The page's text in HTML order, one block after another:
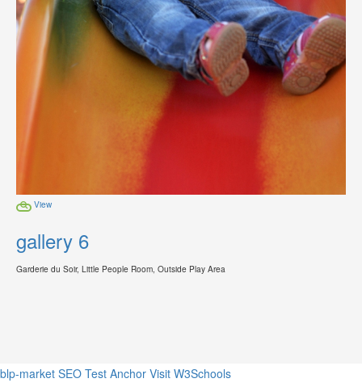
View
gallery 6
Garderie du Soir, Little People Room, Outside Play Area
blp-market SEO Test Anchor Visit W3Schools